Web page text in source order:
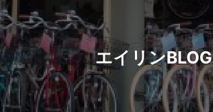
エイリンBLOG